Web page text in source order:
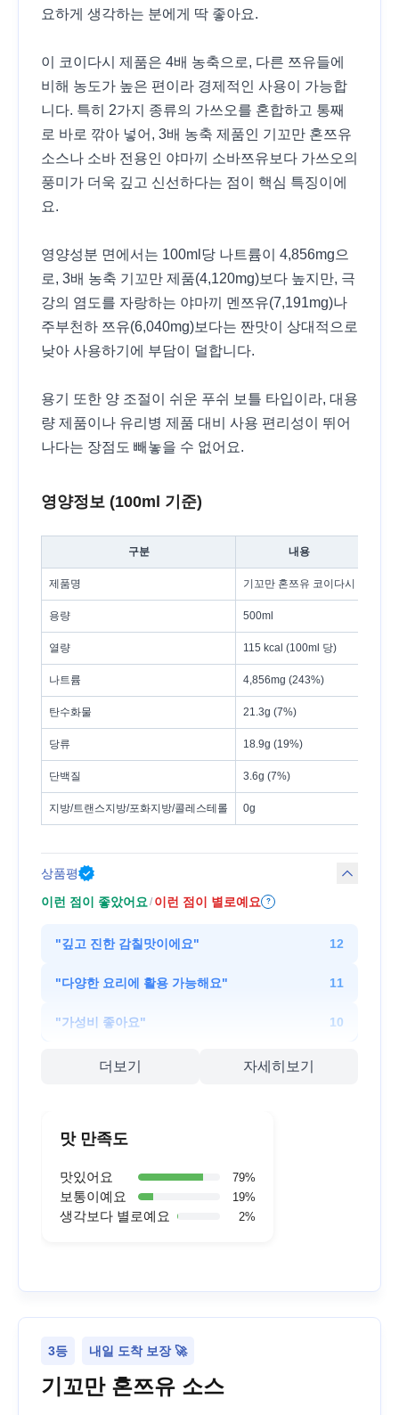
요하게 생각하는 분에게 딱 좋아요.
이 코이다시 제품은 4배 농축으로, 다른 쯔유들에
비해 농도가 높은 편이라 경제적인 사용이 가능합
니다. 특히 2가지 종류의 가쓰오를 혼합하고 통째
로 바로 깎아 넣어, 3배 농축 제품인 기꼬만 혼쯔유
소스나 소바 전용인 야마끼 소바쯔유보다 가쓰오의
풍미가 더욱 깊고 신선하다는 점이 핵심 특징이에
요.
영양성분 면에서는 100ml당 나트륨이 4,856mg으
로, 3배 농축 기꼬만 제품(4,120mg)보다 높지만, 극
강의 염도를 자랑하는 야마끼 멘쯔유(7,191mg)나
주부천하 쯔유(6,040mg)보다는 짠맛이 상대적으로
낮아 사용하기에 부담이 덜합니다.
용기 또한 양 조절이 쉬운 푸쉬 보틀 타입이라, 대용
량 제품이나 유리병 제품 대비 사용 편리성이 뛰어
나다는 장점도 빼놓을 수 없어요.
영양정보 (100ml 기준)
구분 내용
제품명 기꼬만 혼쯔유 코이다시
용량 500ml
열량 115 kcal (100ml 당)
나트륨 4,856mg (243%)
탄수화물 21.3g (7%)
당류 18.9g (19%)
단백질 3.6g (7%)
지방/트랜스지방/포화지방/콜레스테롤 0g
상품평
이런 점이 좋았어요/ 이런 점이 별로예요 ?
"깊고 진한 감칠맛이에요" 12
"다양한 요리에 활용 가능해요" 11
"가성비 좋아요" 10
더보기 자세히보기
맛 만족도
맛있어요 79%
보통이예요 19%
생각보다 별로예요 2%
3등 내일 도착 보장 🚀
기꼬만 혼쯔유 소스